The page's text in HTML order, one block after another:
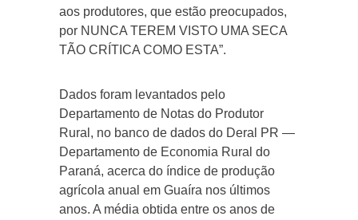
aos produtores, que estão preocupados,
por NUNCA TEREM VISTO UMA SECA
TÃO CRÍTICA COMO ESTA”.
Dados foram levantados pelo
Departamento de Notas do Produtor
Rural, no banco de dados do Deral PR —
Departamento de Economia Rural do
Paraná, acerca do índice de produção
agrícola anual em Guaíra nos últimos
anos. A média obtida entre os anos de